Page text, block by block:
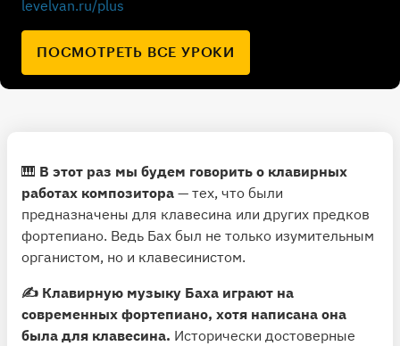
levelvan.ru/plus
ПОСМОТРЕТЬ ВСЕ УРОКИ
🎹 В этот раз мы будем говорить о клавирных
работах композитора — тех, что были
предназначены для клавесина или других предков
фортепиано. Ведь Бах был не только изумительным
органистом, но и клавесинистом.
✍️ Клавирную музыку Баха играют на
современных фортепиано, хотя написана она
была для клавесина. Исторически достоверные